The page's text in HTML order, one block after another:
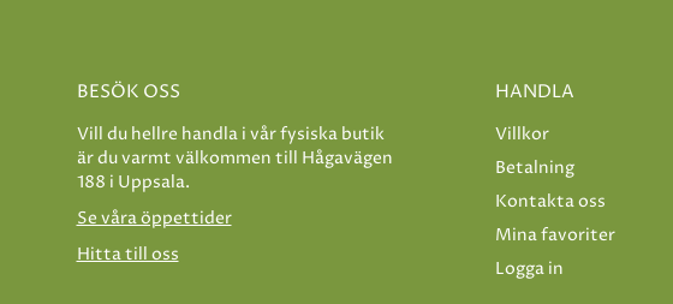
BESÖK OSS
Vill du hellre handla i vår fysiska butik
är du varmt välkommen till Hågavägen
188 i Uppsala.
Se våra öppettider
Hitta till oss
HANDLA
Villkor
Betalning
Kontakta oss
Mina favoriter
Logga in